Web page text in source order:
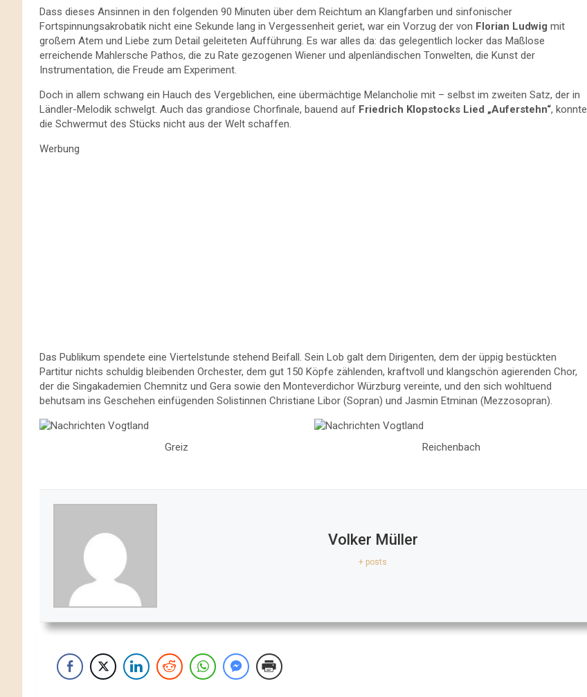
Dass dieses Ansinnen in den folgenden 90 Minuten über dem Reichtum an Klangfarben und sinfonischer
Fortspinnungsakrobatik nicht eine Sekunde lang in Vergessenheit geriet, war ein Vorzug der von Florian Ludwig mit
großem Atem und Liebe zum Detail geleiteten Aufführung. Es war alles da: das gelegentlich locker das Maßlose
erreichende Mahlersche Pathos, die zu Rate gezogenen Wiener und alpenländischen Tonwelten, die Kunst der
Instrumentation, die Freude am Experiment.
Doch in allem schwang ein Hauch des Vergeblichen, eine übermächtige Melancholie mit – selbst im zweiten Satz, der in
Ländler-Melodik schwelgt. Auch das grandiose Chorfinale, bauend auf Friedrich Klopstocks Lied „Auferstehn“, konnte
die Schwermut des Stücks nicht aus der Welt schaffen.
Werbung
Das Publikum spendete eine Viertelstunde stehend Beifall. Sein Lob galt dem Dirigenten, dem der üppig bestückten
Partitur nichts schuldig bleibenden Orchester, dem gut 150 Köpfe zählenden, kraftvoll und klangschön agierenden Chor,
der die Singakademien Chemnitz und Gera sowie den Monteverdichor Würzburg vereinte, und den sich wohltuend
behutsam ins Geschehen einfügenden Solistinnen Christiane Libor (Sopran) und Jasmin Etminan (Mezzosopran).
Greiz Reichenbach
Volker Müller
+ posts